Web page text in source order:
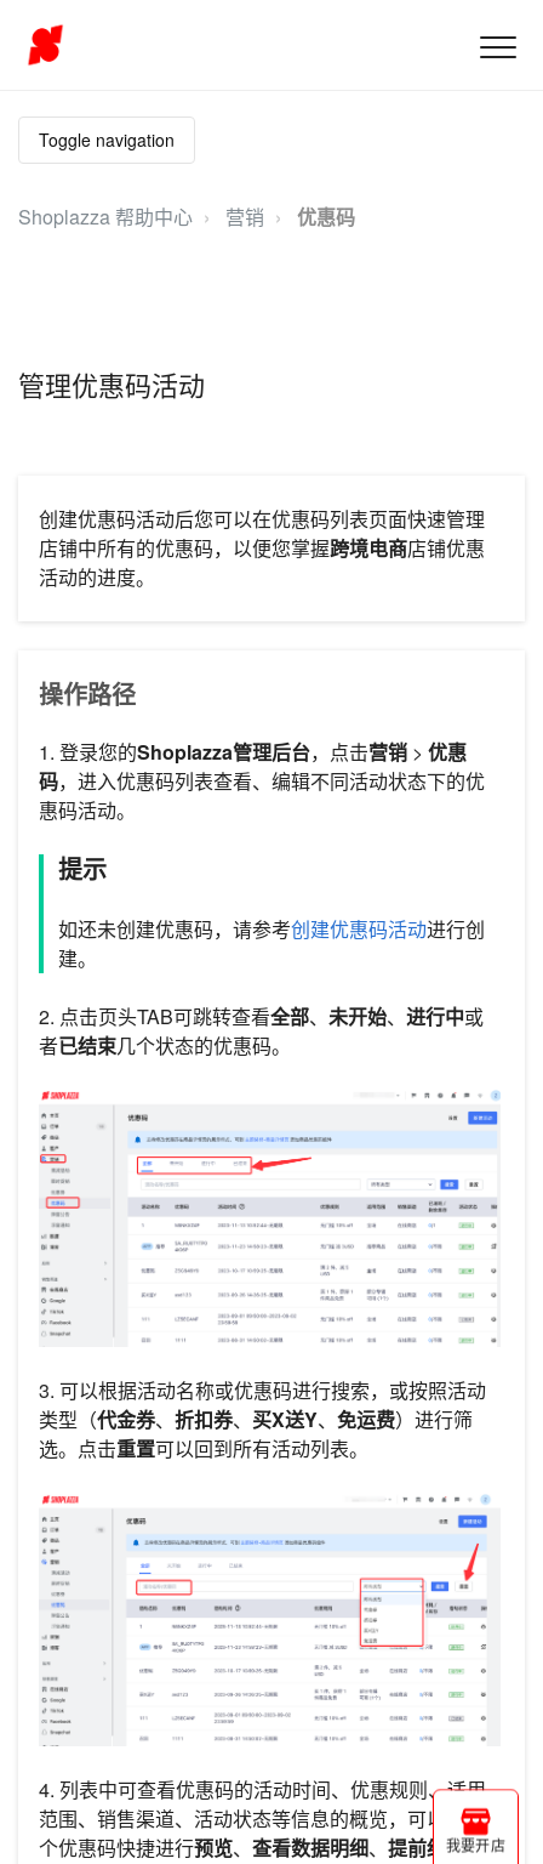
Toggle navigation
Shoplazza 帮助中心 营销 优惠码
管理优惠码活动
创建优惠码活动后您可以在优惠码列表页面快速管理
店铺中所有的优惠码，以便您掌握跨境电商店铺优惠
活动的进度。
操作路径
1. 登录您的Shoplazza管理后台，点击营销 > 优惠
码，进入优惠码列表查看、编辑不同活动状态下的优
惠码活动。
提示
如还未创建优惠码，请参考创建优惠码活动进行创
建。
2. 点击页头TAB可跳转查看全部、 未开始、 进行中或
者已结束几个状态的优惠码。
3. 可以根据活动名称或优惠码进行搜索，或按照活动
类型（代金券、 折扣券、 买X送Y、 免运费）进行筛
选。点击重置可以回到所有活动列表。
4. 列表中可查看优惠码的活动时间、优惠规则、适用
范围、销售渠道、活动状态等信息的概览，可以对单
个优惠码快捷进行预览、 查看数据明细、 提前结束、
我要开店